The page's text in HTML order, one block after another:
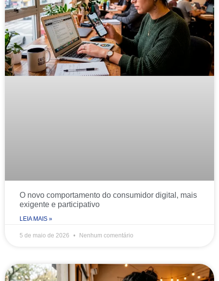
O novo comportamento do consumidor digital, mais
exigente e participativo
LEIA MAIS »
5 de maio de 2026 Nenhum comentário